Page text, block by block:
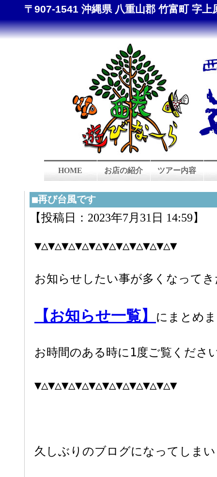
〒907-1541 沖縄県 八重山郡 竹富町 字上
HOME お店の紹介 ツアー内容
■再び台風です
【投稿日：2023年7月31日 14:59】
▼△▼△▼△▼△▼△▼△▼△▼△▼△▼△▼
お知らせしたい事が多くなって
【お知らせ一覧】 にまとめ
お時間のある時に1度ご覧くださ
▼△▼△▼△▼△▼△▼△▼△▼△▼△▼△▼
久しぶりのブログになってしま